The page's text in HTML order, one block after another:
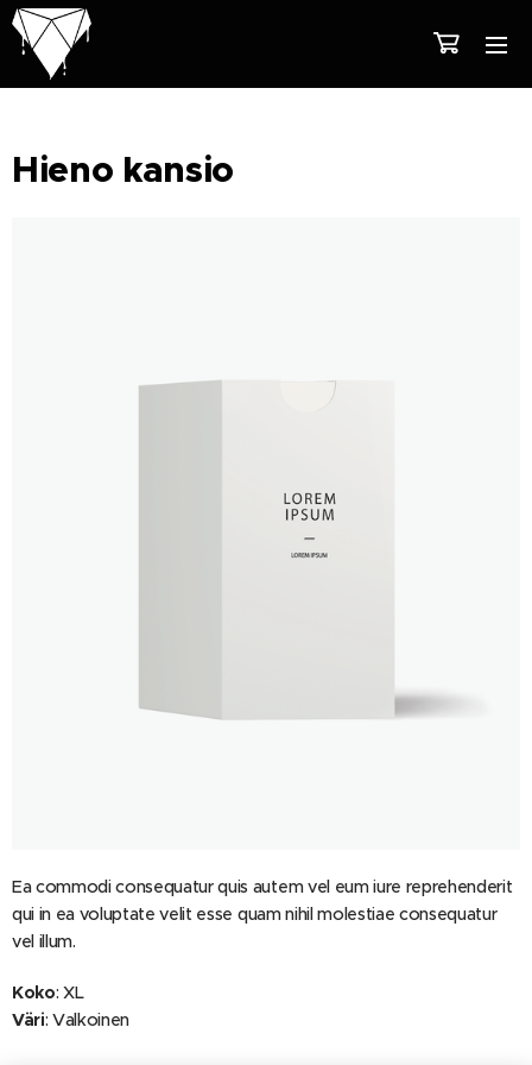
Hieno kansio
Ea commodi consequatur quis autem vel eum iure reprehenderit
qui in ea voluptate velit esse quam nihil molestiae consequatur
vel illum.
Koko: XL
Väri: Valkoinen